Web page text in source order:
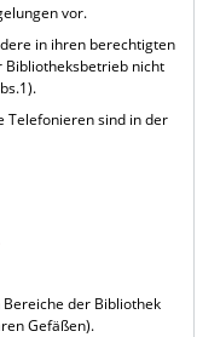
vor.
in ihren berechtigten
nicht
Telefonieren sind in der
der Bibliothek
Gefäßen).